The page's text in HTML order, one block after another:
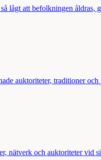
lågt att befolkningen åldras,
auktoriteter, traditioner
nätverk och auktoriteter vid